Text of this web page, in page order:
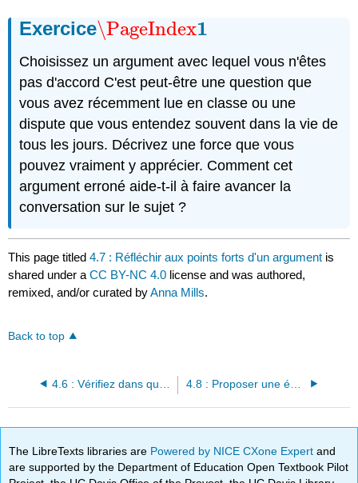
Exercice\PageIndex1
\PageIndex1
Choisissez un argument avec lequel vous n'êtes
pas d'accord C'est peut-être une question que
vous avez récemment lue en classe ou une
dispute que vous entendez souvent dans la vie de
tous les jours. Décrivez une force que vous
pouvez vraiment y apprécier. Comment cet
argument erroné aide-t-il à faire avancer la
conversation sur le sujet ?
This page titled4.7 : Réfléchir aux points forts d'un argument is
shared under aCC BY-NC 4.0 license and was authored,
remixed, and/or curated byAnna Mills.
Back to top
4.8 : Proposer une évaluation globale
The LibreTexts libraries are Powered by NICE CXone Expertand
are supported by the Department of Education Open Textbook Pilot